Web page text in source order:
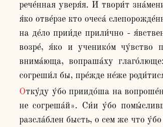
рече́нная уверя́я. И твори́т
я́ко отве́рзе кто очеса́
на де́ло прии́де прили́чно -
возре́, я́ко и ученико́м чу́вство
внима́юща, вопраша́ху
согреши́л бы, пре́жде не́же
Отку́ду у́бо приидо́ша на вопроше́ние сие́? Пре́жде сего́ разсла́бленаго исцеля́я глаго́лаше: «Се здрав был еси́, ктому́
не согреша́й». Си́и у́бо
разсла́блен бысть, о сем же что